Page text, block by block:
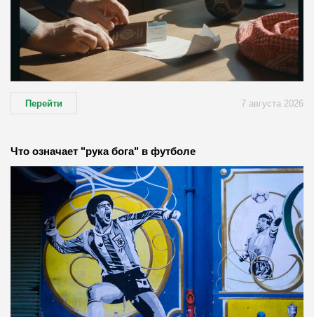
Перейти 7 августа 2026
Что означает "рука бога" в футболе